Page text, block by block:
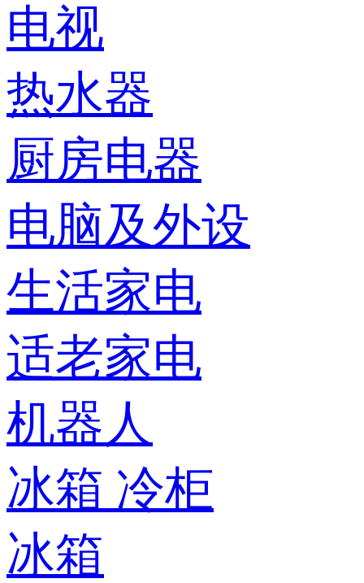
电视
热水器
厨房电器
电脑及外设
生活家电
适老家电
机器人
冰箱 冷柜
冰箱